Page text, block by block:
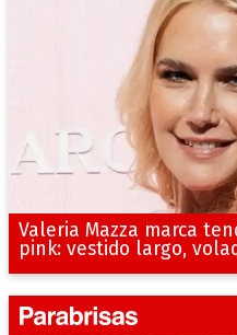
Valeria Mazza marca
pink: vestido largo,